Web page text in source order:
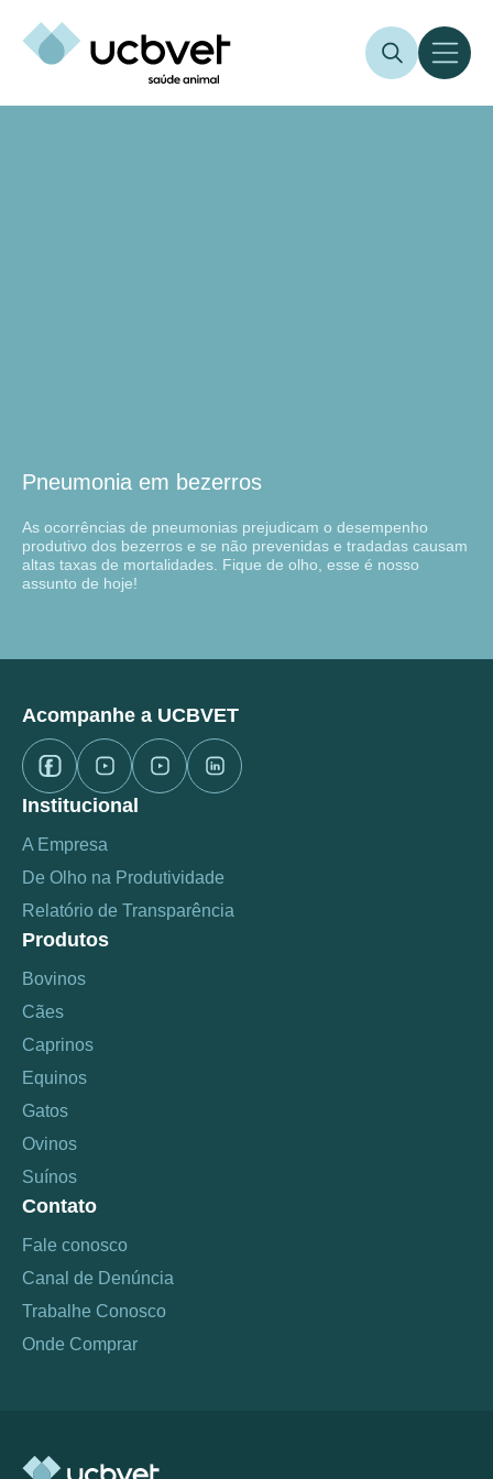
Pneumonia em bezerros
As ocorrências de pneumonias prejudicam o desempenho
produtivo dos bezerros e se não prevenidas e tradadas causam
altas taxas de mortalidades. Fique de olho, esse é nosso
assunto de hoje!
Acompanhe a UCBVET
Institucional
A Empresa
De Olho na Produtividade
Relatório de Transparência
Produtos
Bovinos
Cães
Caprinos
Equinos
Gatos
Ovinos
Suínos
Contato
Fale conosco
Canal de Denúncia
Trabalhe Conosco
Onde Comprar